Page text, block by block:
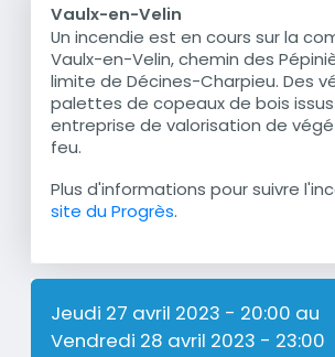
Vaulx-en-Velin
Résumé
Un incendie est en cours sur la
Vaulx-en-Velin, chemin des
limite de Décines-Charpieu. Des
palettes de copeaux de bois
entreprise de valorisation de
feu.
Plus d'informations pour suivre
site du Progrès.
Jeudi 27 avril 2023 - 20:00 au
Vendredi 28 avril 2023 - 23:00